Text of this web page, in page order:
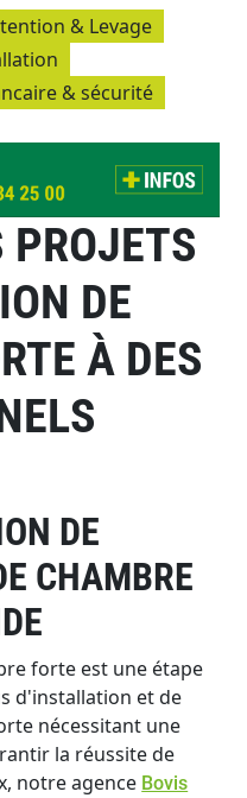
& Levage
& sécurité
PROJETS
DE
À DES
DE
CHAMBRE
forte est une étape
d'installation et de
nécessitant une
la réussite de
notre agence Bovis